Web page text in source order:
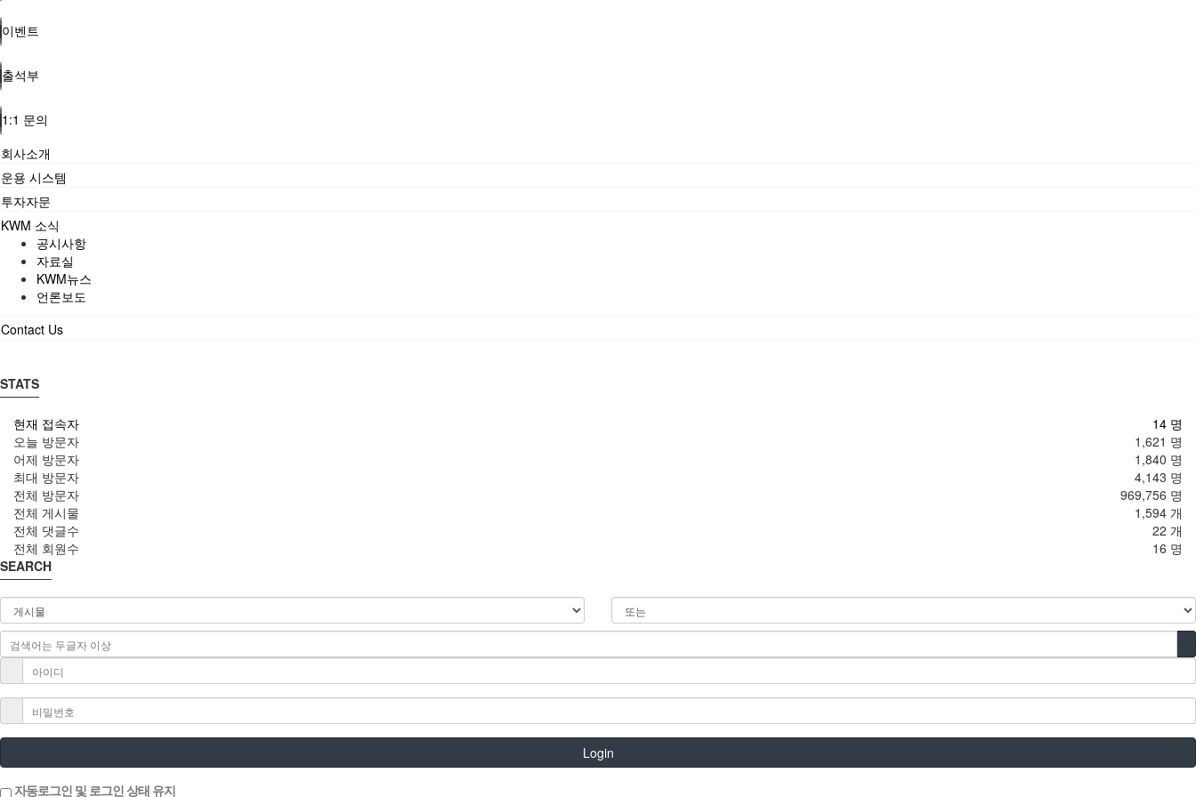
이벤트
출석부
1:1 문의
회사소개
운용 시스템
투자자문
KWM 소식
공시사항
자료실
KWM뉴스
언론보도
Contact Us
STATS
14 명
현재 접속자
1,621 명
오늘 방문자
1,840 명
어제 방문자
4,143 명
최대 방문자
969,756 명
전체 방문자
1,594 개
전체 게시물
22 개
전체 댓글수
16 명
전체 회원수
SEARCH
Login
자동로그인 및 로그인 상태 유지